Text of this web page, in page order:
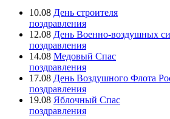
10.08 День строителя
поздравления
12.08 День Военно-воздушных
поздравления
14.08 Медовый Спас
поздравления
17.08 День Воздушного Флота
поздравления
19.08 Яблочный Спас
поздравления